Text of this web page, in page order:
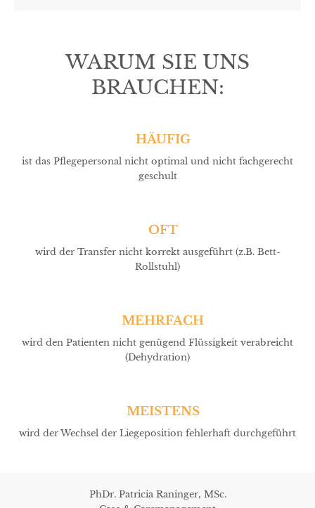
WARUM SIE UNS
BRAUCHEN:
HÄUFIG
ist das Pflegepersonal nicht optimal und nicht fachgerecht
geschult
OFT
wird der Transfer nicht korrekt ausgeführt (z.B. Bett-
Rollstuhl)
MEHRFACH
wird den Patienten nicht genügend Flüssigkeit verabreicht
(Dehydration)
MEISTENS
wird der Wechsel der Liegeposition fehlerhaft durchgeführt
PhDr. Patricia Raninger, MSc.